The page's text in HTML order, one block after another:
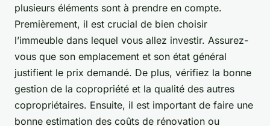
plusieurs éléments sont à prendre en compte.
Premièrement, il est crucial de bien choisir
l’immeuble dans lequel vous allez investir. Assurez-
vous que son emplacement et son état général
justifient le prix demandé. De plus, vérifiez la bonne
gestion de la copropriété et la qualité des autres
copropriétaires. Ensuite, il est important de faire une
bonne estimation des coûts de rénovation ou